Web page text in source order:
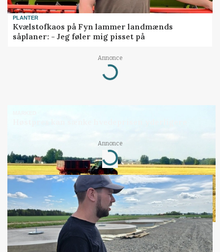
PLANTER
Kvælstofkaos på Fyn lammer landmænds
såplaner: - Jeg føler mig pisset på
Annonce
Loading...
Annonce
Loading...